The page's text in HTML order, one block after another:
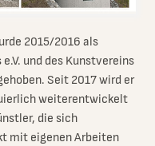
2015/2016 als
und des Kunstvereins
Seit 2017 wird er
weiterentwickelt
die sich
mit eigenen Arbeiten